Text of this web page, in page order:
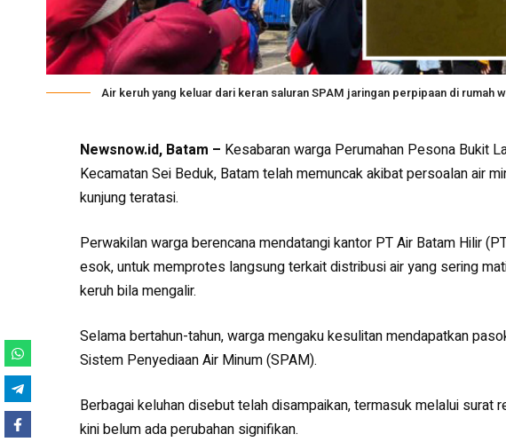
Air keruh yang keluar dari keran saluran SPAM jaringan perpipaan di rumah
Newsnow.id, Batam – Kesabaran warga Perumahan Pesona Bukit
Kecamatan Sei Beduk, Batam telah memuncak akibat persoalan air
kunjung teratasi.
Perwakilan warga berencana mendatangi kantor PT Air Batam Hilir
esok, untuk memprotes langsung terkait distribusi air yang sering
keruh bila mengalir.
Selama bertahun-tahun, warga mengaku kesulitan mendapatkan
Sistem Penyediaan Air Minum (SPAM).
Berbagai keluhan disebut telah disampaikan, termasuk melalui surat
kini belum ada perubahan signifikan.